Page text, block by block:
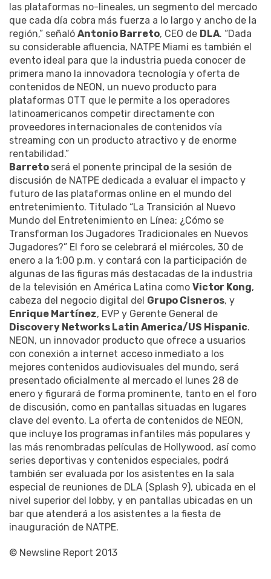
las plataformas no-lineales, un segmento del mercado
que cada día cobra más fuerza a lo largo y ancho de la
región,” señaló Antonio Barreto, CEO de DLA. “Dada
su considerable afluencia, NATPE Miami es también el
evento ideal para que la industria pueda conocer de
primera mano la innovadora tecnología y oferta de
contenidos de NEON, un nuevo producto para
plataformas OTT que le permite a los operadores
latinoamericanos competir directamente con
proveedores internacionales de contenidos vía
streaming con un producto atractivo y de enorme
rentabilidad.”
Barreto será el ponente principal de la sesión de
discusión de NATPE dedicada a evaluar el impacto y
futuro de las plataformas online en el mundo del
entretenimiento. Titulado “La Transición al Nuevo
Mundo del Entretenimiento en Línea: ¿Cómo se
Transforman los Jugadores Tradicionales en Nuevos
Jugadores?” El foro se celebrará el miércoles, 30 de
enero a la 1:00 p.m. y contará con la participación de
algunas de las figuras más destacadas de la industria
de la televisión en América Latina como Victor Kong,
cabeza del negocio digital del Grupo Cisneros, y
Enrique Martínez, EVP y Gerente General de
Discovery Networks Latin America/US Hispanic.
NEON, un innovador producto que ofrece a usuarios
con conexión a internet acceso inmediato a los
mejores contenidos audiovisuales del mundo, será
presentado oficialmente al mercado el lunes 28 de
enero y figurará de forma prominente, tanto en el foro
de discusión, como en pantallas situadas en lugares
clave del evento. La oferta de contenidos de NEON,
que incluye los programas infantiles más populares y
las más renombradas películas de Hollywood, así como
series deportivas y contenidos especiales, podrá
también ser evaluada por los asistentes en la sala
especial de reuniones de DLA (Splash 9), ubicada en el
nivel superior del lobby, y en pantallas ubicadas en un
bar que atenderá a los asistentes a la fiesta de
inauguración de NATPE.
© Newsline Report 2013